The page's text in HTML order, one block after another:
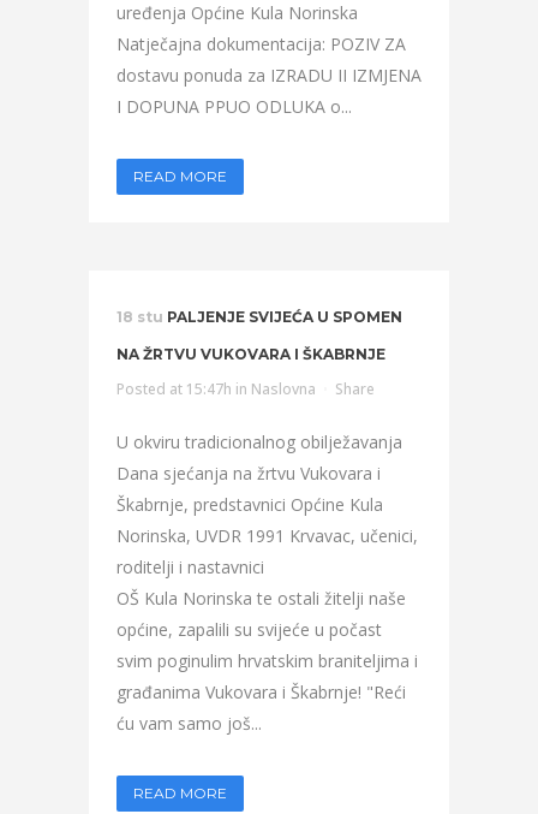
uređenja Općine Kula Norinska
Natječajna dokumentacija: POZIV ZA
dostavu ponuda za IZRADU II IZMJENA
I DOPUNA PPUO ODLUKA o...
READ MORE
18 stu PALJENJE SVIJEĆA U SPOMEN
NA ŽRTVU VUKOVARA I ŠKABRNJE
Posted at 15:47h in Naslovna Share
U okviru tradicionalnog obilježavanja
Dana sjećanja na žrtvu Vukovara i
Škabrnje, predstavnici Općine Kula
Norinska, UVDR 1991 Krvavac, učenici,
roditelji i nastavnici
OŠ Kula Norinska te ostali žitelji naše
općine, zapalili su svijeće u počast
svim poginulim hrvatskim braniteljima i
građanima Vukovara i Škabrnje! "Reći
ću vam samo još...
READ MORE